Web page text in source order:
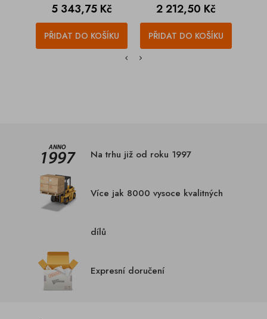
Cena
5 343,75 Kč
PŘIDAT DO KOŠÍKU
Cena
2 212,50 Kč
PŘIDAT DO KOŠÍKU
Na trhu již od roku 1997
Více jak 8000 vysoce kvalitných
dílů
Expresní doručení